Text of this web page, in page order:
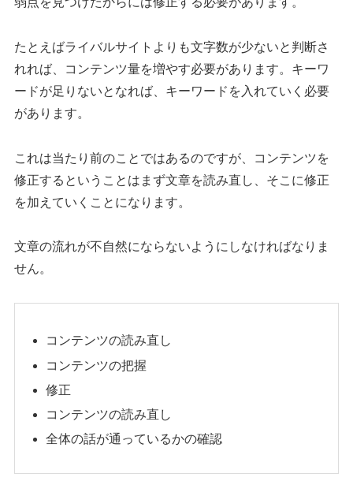
たとえばライバルサイトよりも文字数が少ないと判断さ
れれば、コンテンツ量を増やす必要があります。キーワ
ードが足りないとなれば、キーワードを入れていく必要
があります。
これは当たり前のことではあるのですが、コンテンツを
修正するということはまず文章を読み直し、そこに修正
を加えていくことになります。
文章の流れが不自然にならないようにしなければなりま
せん。
コンテンツの読み直し
コンテンツの把握
修正
コンテンツの読み直し
全体の話が通っているかの確認